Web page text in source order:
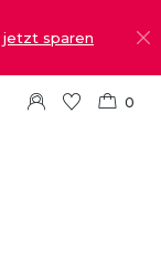
jetzt sparen
0